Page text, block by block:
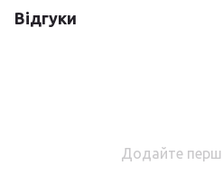
Відгуки
Додайте